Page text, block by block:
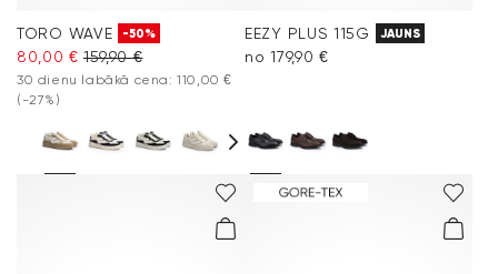
TORO WAVE -50%
80,00 € 159,90 €
30 dienu labākā cena: 110,00 €
(-27%)
EEZY PLUS 115G JAUNS
no 179,90 €